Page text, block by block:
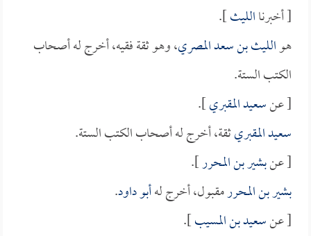
[ أخبرناالليث].
هوالليث بن سعد المصري، وهو ثقة فقيه، أخرج له أصحاب
الكتب الستة.
[ عنسعيد المقبري].
سعيد المقبريثقة، أخرج له أصحاب الكتب الستة.
[ عنبشير بن المحرر].
بشير بن المحررمقبول، أخرج لهأبو داود.
[ عنسعيد بن المسيب].